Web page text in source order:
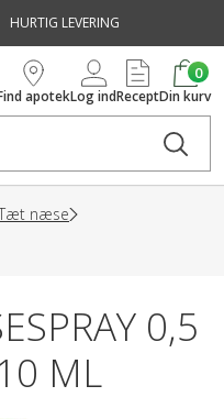
HURTIG LEVERING
apotekLog indRecept
0
Din kurv
næse
0,5
ML